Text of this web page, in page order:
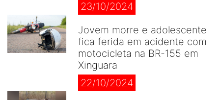
23/10/2024
Jovem morre e adolescente
fica ferida em acidente com
motocicleta na BR-155 em
Xinguara
22/10/2024